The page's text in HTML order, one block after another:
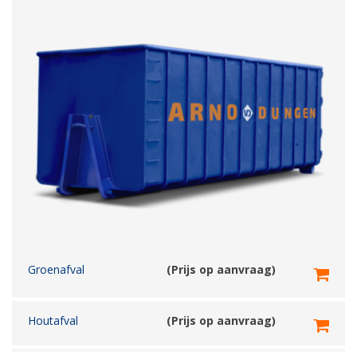
Groenafval (Prijs op aanvraag)
Houtafval (Prijs op aanvraag)